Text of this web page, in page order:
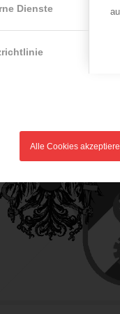
Dienste
Alle Cookies